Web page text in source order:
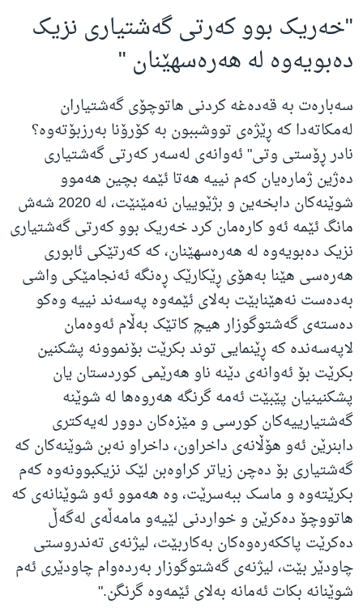
"خه‌ریک بوو که‌رتی گه‌شتیاری نزیک
ده‌بویه‌وه‌ له‌ هه‌ره‌سهێنان"
سەبارەت بە قەدەغە کردنی هاتوچۆی گەشتیاران
لەمکاتەدا کە ڕێژەی تووشببون بە کۆرۆنا بەرزبۆتەوە؟
نادر ڕۆستی وتی" ئه‌وانه‌ی له‌سه‌ر که‌رتی گه‌شتیاری
ده‌ژین ژماره‌یان که‌م نییه‌ هه‌تا ئێمه‌ بچین هه‌موو
شوێنه‌کان دابخه‌ین و بژێوییان نه‌مێنێت، له‌ 2020 شه‌ش
مانگ ئێمه‌ ئه‌و کاره‌مان کرد خه‌ریک بوو که‌رتی گه‌شتیاری
نزیک ده‌بویه‌وه‌ له‌ هه‌ره‌سهێنان، که‌ که‌رتێکی ئابوری
هه‌ره‌سی هێنا به‌هۆی ڕێکارێک ڕه‌نگه‌ ئه‌نجامێکی واشی
به‌ده‌ست نه‌هێنابێت به‌لای ئێمه‌وه‌ په‌سه‌ند نییه‌ وه‌کو
ده‌سته‌ی گه‌شتوگوزار هیچ کاتێک به‌ڵام ئه‌وه‌مان
لاپه‌سه‌نده‌ که‌ ڕێنمایی توند بکرێت بۆنموونه‌ پشکنین
بکرێت بۆ ئه‌وانه‌ی دێنه‌ ناو هه‌رێمی کوردستان یان
پشکنینیان پێبێت ئه‌مه‌ گرنگه‌ هه‌روه‌ها له‌ شوێنه‌
گه‌شتیارییه‌کان کورسی و مێزه‌کان دوور له‌یه‌کتری
دابنرێن ئه‌و هۆڵانه‌ی داخراون، داخراو نه‌بن شوێنه‌کان که‌
گه‌شتیاری بۆ ده‌چن زیاتر کراوه‌بن لێک نزیکبوونه‌وه‌ که‌م
بکرێته‌وه‌ و ماسک ببه‌سرێت، وه‌ هه‌موو ئه‌و شوێنانه‌ی که‌
هاتووچۆ ده‌کرێن و خواردنی لێیه‌و مامه‌ڵه‌ی له‌گه‌ڵ
ده‌کرێت پاککه‌ره‌وه‌کان به‌کاربێت، لیژنه‌ی ته‌ندروستی
چاودێر بێت، لیژنه‌ی گه‌شتوگوزار به‌رده‌وام چاودێری ئه‌م
شوێنانه‌ بکات ئه‌مانه‌ به‌لای ئێمه‌وه‌ گرنگن."